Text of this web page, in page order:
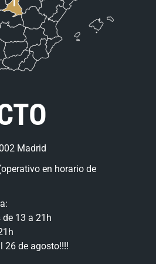
Madrid
en horario de
de 13 a 21h
26 de agosto!!!!